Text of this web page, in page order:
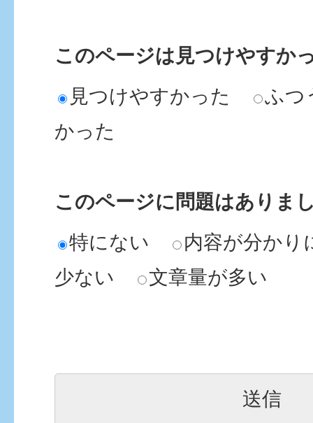
このページは見つけやすか
見つけやすかった
ふつ
かった
このページに問題はありま
特にない
内容が分かり
少ない
文章量が多い